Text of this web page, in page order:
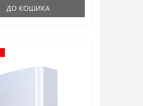
ДО КОШИКА